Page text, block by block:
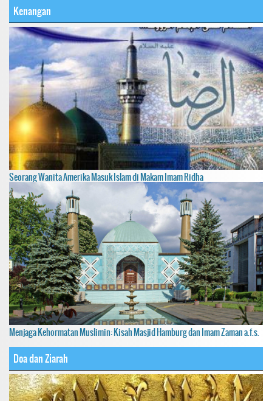
Kenangan
Seorang Wanita Amerika Masuk Islam di Makam Imam Ridha
Menjaga Kehormatan Muslimin: Kisah Masjid Hamburg dan Imam Zaman a.f.s.
Doa dan Ziarah